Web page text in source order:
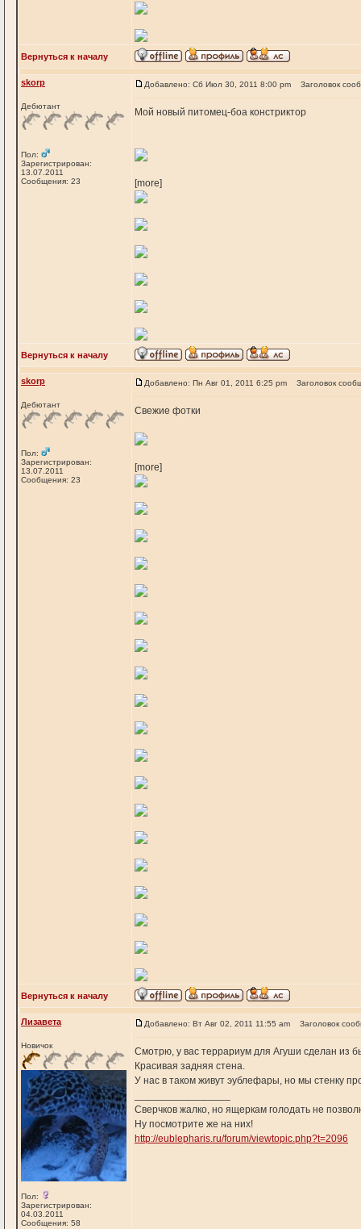
Вернуться к началу
skorp
Дебютант
Пол:
Зарегистрирован:
13.07.2011
Сообщения: 23
Добавлено: Сб Июл 30, 2011 8:00 pm Заголовок
Мой новый питомец-боа констриктор
[more]
Вернуться к началу
skorp
Дебютант
Пол:
Зарегистрирован:
13.07.2011
Сообщения: 23
Добавлено: Пн Авг 01, 2011 6:25 pm Заголовок
Свежие фотки
[more]
Вернуться к началу
Лизавета
Новичок
Пол:
Зарегистрирован:
04.03.2011
Сообщения: 58
Добавлено: Вт Авг 02, 2011 11:55 am Заголовок
Смотрю, у вас террариум для Агуши сделан из
Красивая задняя стена.
У нас в таком живут эублефары, но мы стенку
Сверчков жалко, но ящеркам голодать не
Ну посмотрите же на них!
http://eublepharis.ru/forum/viewtopic.php?t=2096